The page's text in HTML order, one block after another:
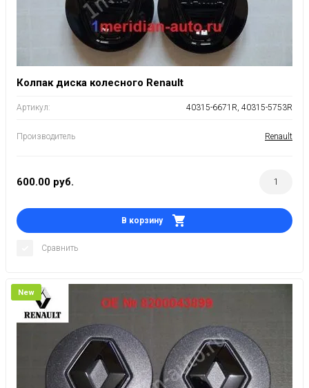
Колпак диска колесного Renault
Артикул: 40315-6671R, 40315-5753R
Производитель Renault
600.00 руб.
В корзину
Сравнить
New